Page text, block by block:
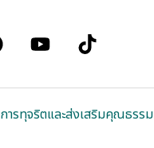
ารทุจริตและส่งเสริมคุณธรรม